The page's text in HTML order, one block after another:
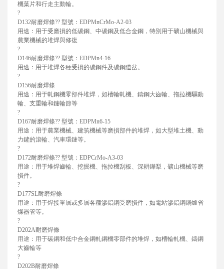
機葉片和行走主動輪。
?
D132耐磨焊條?? 型號：EDPMnCrMo-A2-03
用途：用于受磨損的低碳鋼、中碳鋼及低合金鋼，特別用于礦山機械與
農業機械的堆焊與修復
?
D146耐磨焊條?? 型號：EDPMn4-16
用途：用于堆焊各種受損的碳鋼件及碳鋼道岔。
?
D156耐磨焊條
用途：用于軋鋼機零部件堆焊，如槽輪軋機、鑄鋼大齒輪、拖拉機驅動
輪、支重輪和鏈輪節等
?
D167耐磨焊條?? 型號：EDPMn6-15
用途：用于農業機械、建筑機械等磨損部件的堆焊，如大型堆土機、動
力鏟的滾輪、汽車環鏈等。
?
D172耐磨焊條?? 型號：EDPCrMo-A3-03
用途：用于堆焊齒輪、挖掘機、拖拉機刮板、深耕鏵犁，礦山機械等磨
損件。
?
D177SL耐磨焊條
用途：用于焊接單層或多層各種滲鋁鋼受磨損件，如電站滲鋁鋼鍋爐省
煤器管等。
?
D202A耐磨焊條
用途：用于碳鋼和低中合金鋼軋鋼機零部件的堆焊，如槽輪軋機、鑄鋼
大齒輪等
?
D202B耐磨焊條